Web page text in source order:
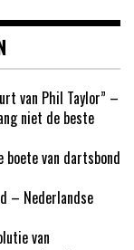
van Phil Taylor” –
niet de beste
boete van dartsbond
– Nederlandse
van